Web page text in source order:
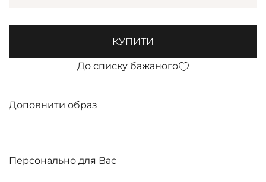
КУПИТИ
До списку бажаного
Доповнити образ
Персонально для Вас